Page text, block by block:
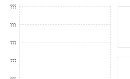
???
???
???
???